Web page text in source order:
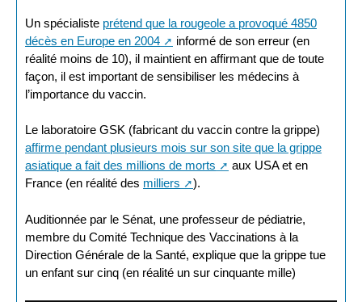
Un spécialiste prétend que la rougeole a provoqué 4850
décès en Europe en 2004
informé de son erreur (en
réalité moins de 10), il maintient en affirmant que de toute
façon, il est important de sensibiliser les médecins à
l’importance du vaccin.
Le laboratoire GSK (fabricant du vaccin contre la grippe)
affirme pendant plusieurs mois sur son site que la grippe
asiatique a fait des millions de morts
aux USA et en
France (en réalité des milliers ).
Auditionnée par le Sénat, une professeur de pédiatrie,
membre du Comité Technique des Vaccinations à la
Direction Générale de la Santé, explique que la grippe tue
un enfant sur cinq (en réalité un sur cinquante mille)